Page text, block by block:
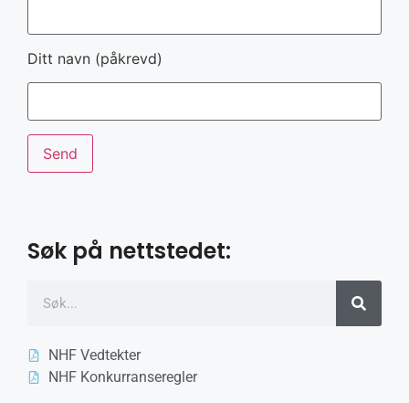
Ditt navn (påkrevd)
Søk på nettstedet:
NHF Vedtekter
NHF Konkurranseregler